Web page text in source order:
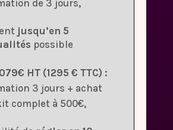
de 3 jours,
jusqu’en 5
possible
HT (1295 € TTC) :
3 jours + achat
complet à 500€,